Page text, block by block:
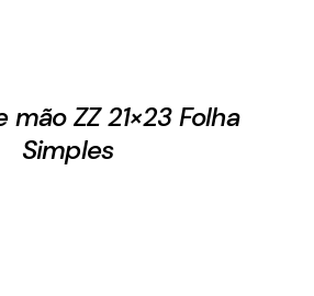
mão ZZ 21×23 Folha
Simples